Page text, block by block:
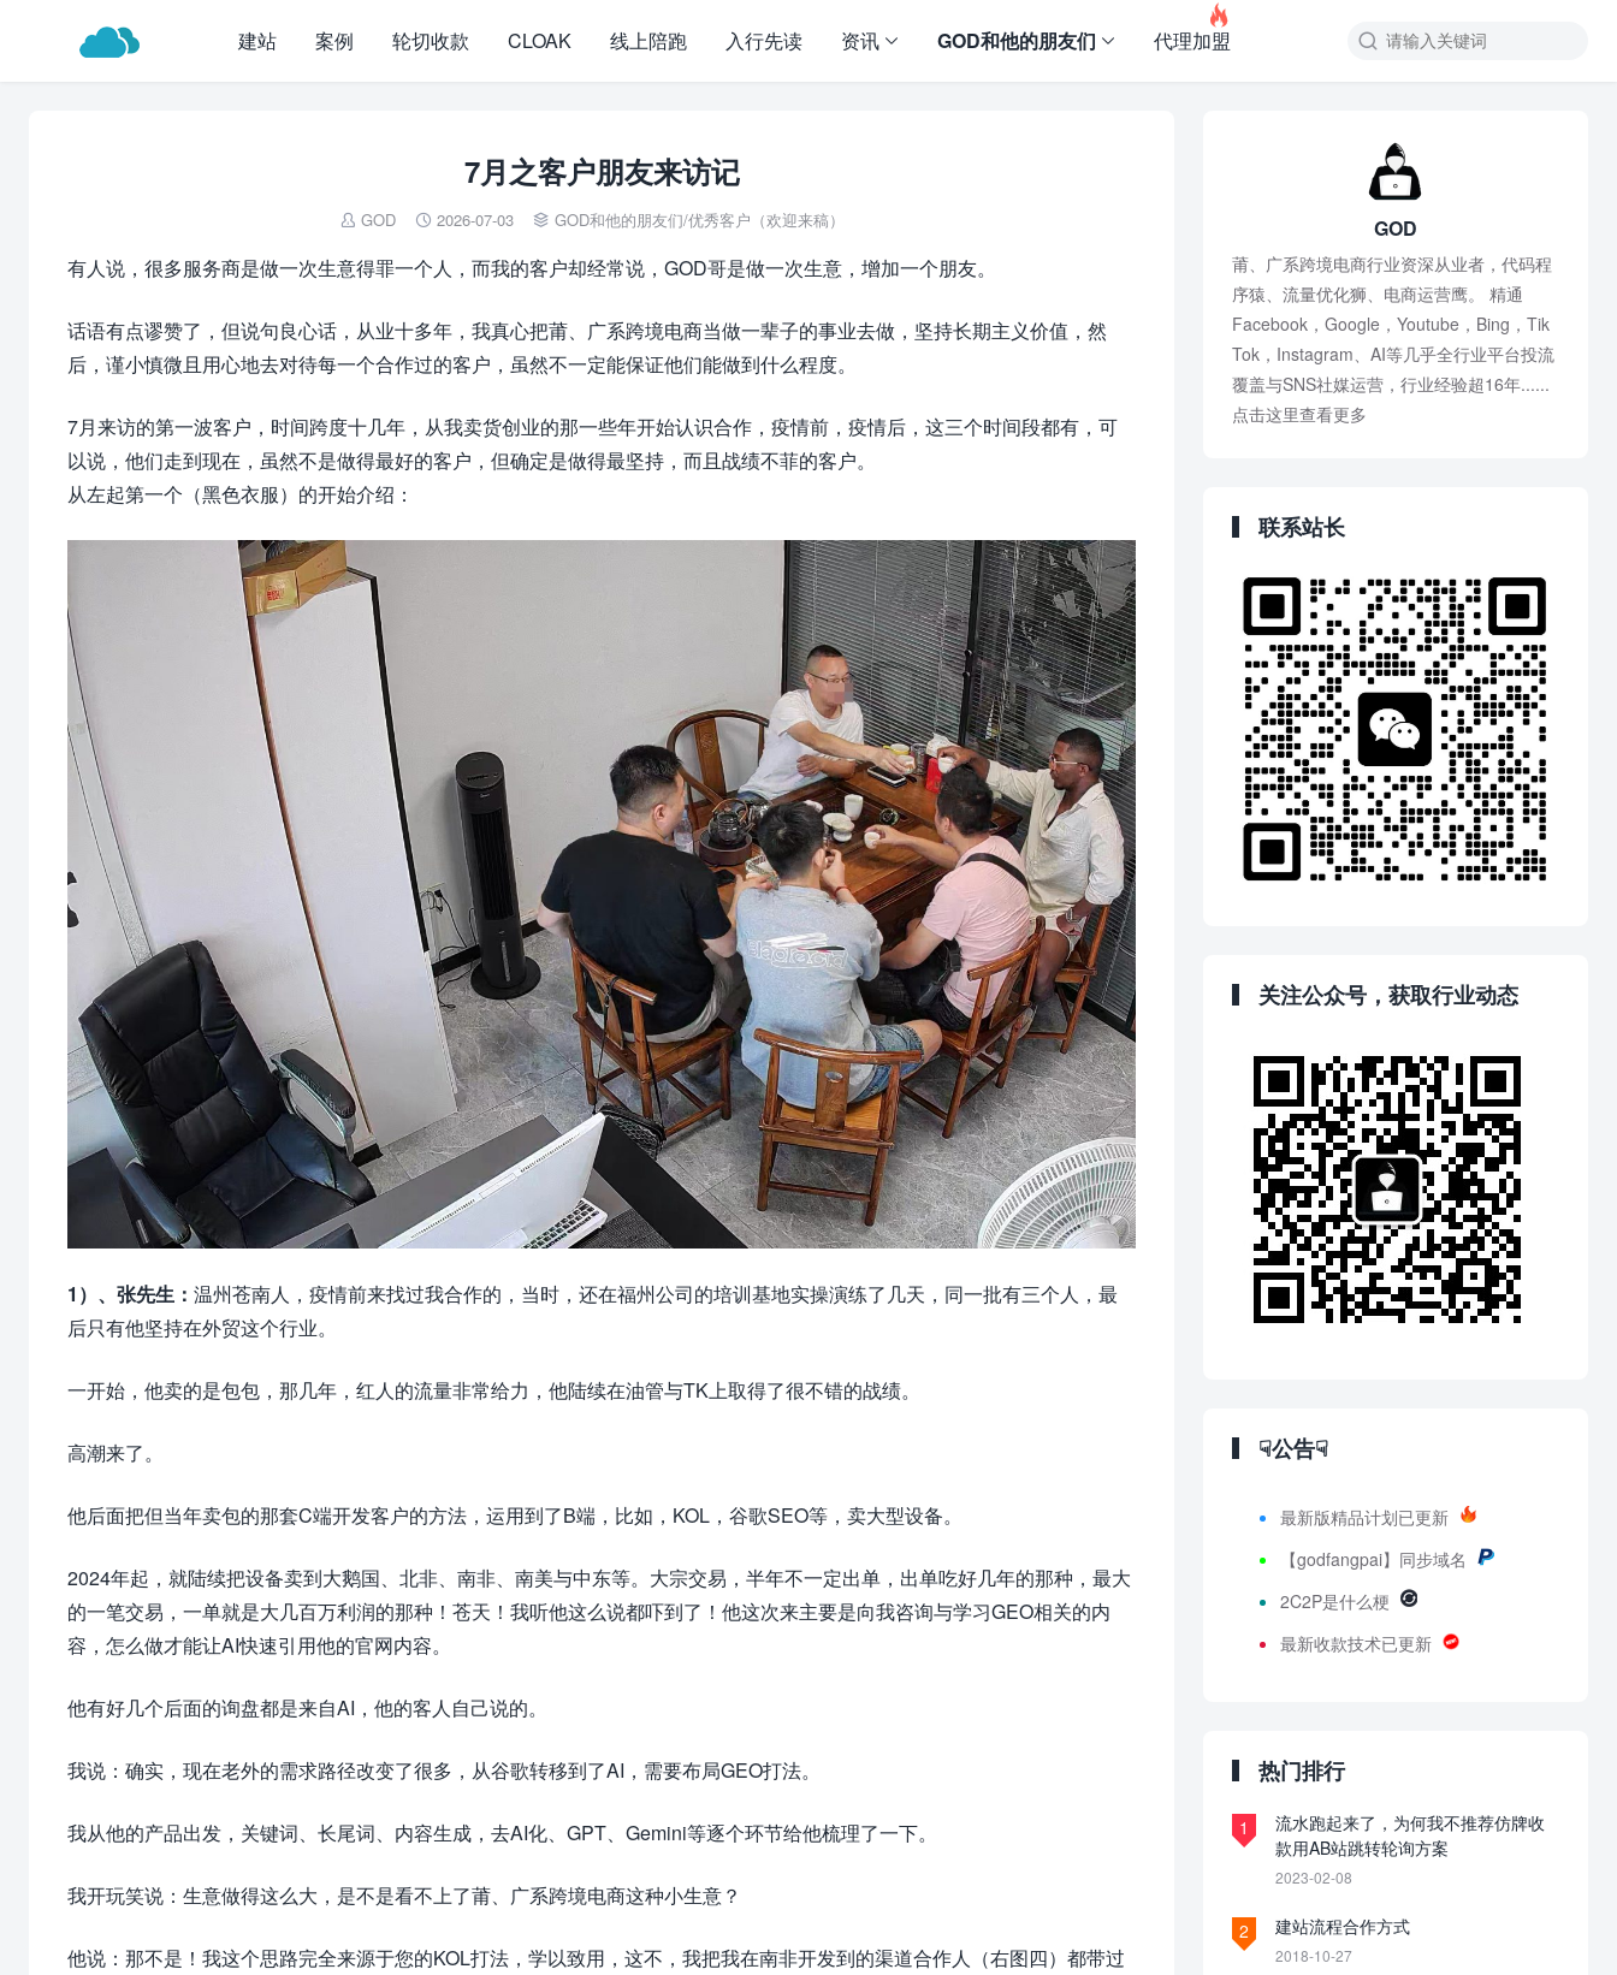

建站 案例 轮切收款 CLOAK 线上陪跑 入行先读 资讯 GOD和他的朋友们 代理加盟

7月之客户朋友来访记
 GOD  2026-07-03  GOD和他的朋友们/优秀客户（欢迎来稿）
有人说，很多服务商是做一次生意得罪一个人，而我的客户却经常说，GOD哥是做一次生意，增加一个朋友。
话语有点谬赞了，但说句良心话，从业十多年，我真心把莆、广系跨境电商当做一辈子的事业去做，坚持长期主义价值，然
后，谨小慎微且用心地去对待每一个合作过的客户，虽然不一定能保证他们能做到什么程度。
7月来访的第一波客户，时间跨度十几年，从我卖货创业的那一些年开始认识合作，疫情前，疫情后，这三个时间段都有，可
以说，他们走到现在，虽然不是做得最好的客户，但确定是做得最坚持，而且战绩不菲的客户。
从左起第一个（黑色衣服）的开始介绍：
1）、张先生： 温州苍南人，疫情前来找过我合作的，当时，还在福州公司的培训基地实操演练了几天，同一批有三个人，最
后只有他坚持在外贸这个行业。
一开始，他卖的是包包，那几年，红人的流量非常给力，他陆续在油管与TK上取得了很不错的战绩。
高潮来了。
他后面把但当年卖包的那套C端开发客户的方法，运用到了B端，比如，KOL，谷歌SEO等，卖大型设备。
2024年起，就陆续把设备卖到大鹅国、北非、南非、南美与中东等。大宗交易，半年不一定出单，出单吃好几年的那种，最大
的一笔交易，一单就是大几百万利润的那种！苍天！我听他这么说都吓到了！他这次来主要是向我咨询与学习GEO相关的内
容，怎么做才能让AI快速引用他的官网内容。
他有好几个后面的询盘都是来自AI，他的客人自己说的。
我说：确实，现在老外的需求路径改变了很多，从谷歌转移到了AI，需要布局GEO打法。
我从他的产品出发，关键词、长尾词、内容生成，去AI化、GPT、Gemini等逐个环节给他梳理了一下。
我开玩笑说：生意做得这么大，是不是看不上了莆、广系跨境电商这种小生意？
他说：那不是！我这个思路完全来源于您的KOL打法，学以致用，这不，我把我在南非开发到的渠道合作人（右图四）都带过
GOD
莆、广系跨境电商行业资深从业者，代码程
序猿、流量优化狮、电商运营鹰。 精通
Facebook，Google，Youtube，Bing，Tik
Tok，Instagram、AI等几乎全行业平台投流
覆盖与SNS社媒运营，行业经验超16年......
点击这里查看更多
联系站长
关注公众号，获取行业动态
☟公告☟
最新版精品计划已更新
【godfangpai】同步域名
2C2P是什么梗
最新收款技术已更新
热门排行
1
流水跑起来了，为何我不推荐仿牌收
款用AB站跳转轮询方案
2023-02-08
2 建站流程合作方式
2018-10-27